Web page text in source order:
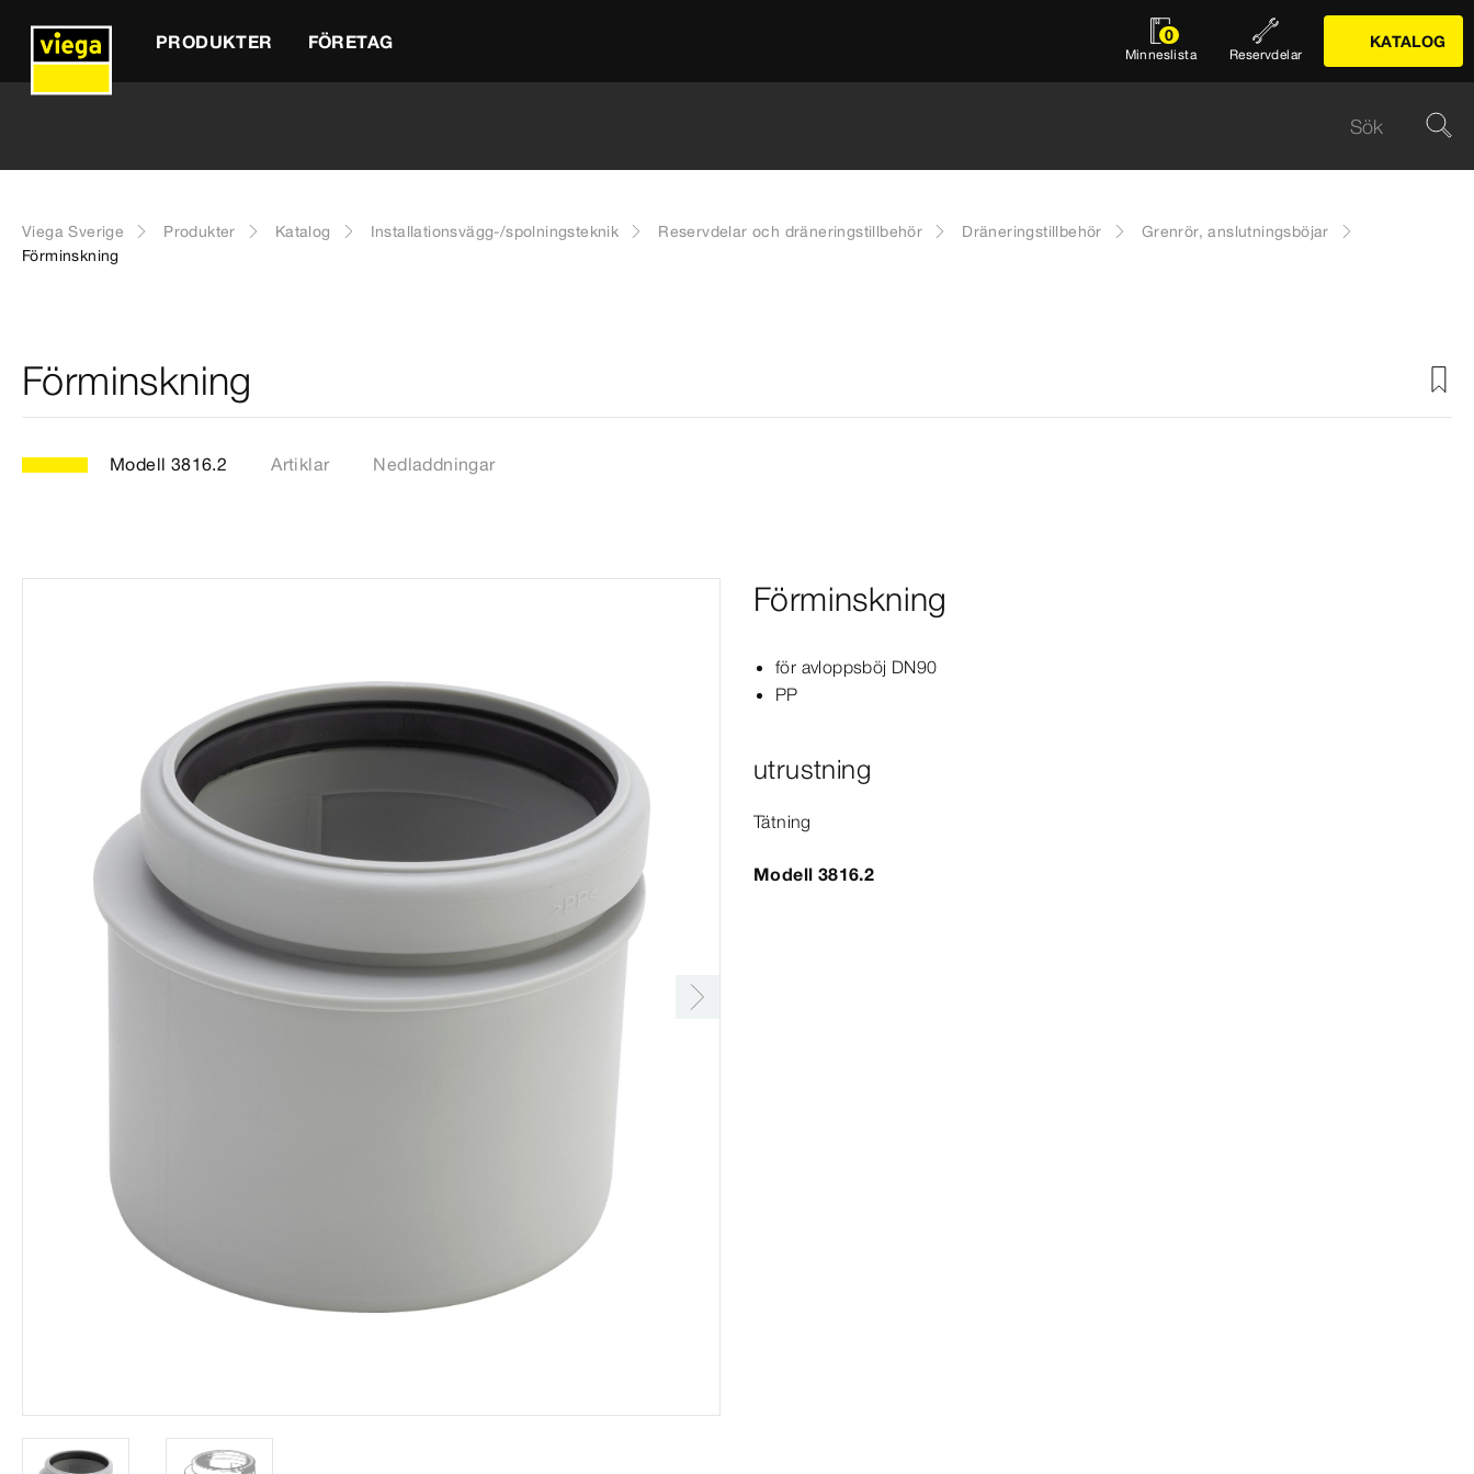
PRODUKTER FÖRETAG 0
Minneslista Reservdelar
KATALOG
Viega Sverige Produkter Katalog Installationsvägg-/spolningsteknik Reservdelar och dräneringstillbehör Dräneringstillbehör
Grenrör, anslutningsböjar
Förminskning
Förminskning
Modell 3816.2 Artiklar Nedladdningar
Förminskning
för avloppsböj DN90
PP
utrustning
Tätning
Modell 3816.2